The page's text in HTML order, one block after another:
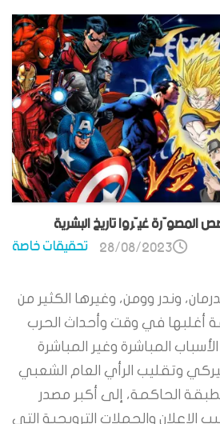
المصوّرة غيّروا تاريخ البشرية
تحقيقات خاصة 28/08/2023
وندر وومن، وغيرها الكثير من
أغلبها في وقت وأحداث الحرب
المباشرة وغير المباشرة
وتقليب الرأي العام الشعبي
الحاكمة، إلى أكبر مصدر
الإعلان والحملات الترويجية التي